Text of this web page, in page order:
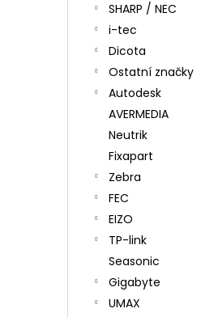
SHARP / NEC
i-tec
Dicota
Ostatní značky
Autodesk
AVERMEDIA
Neutrik
Fixapart
Zebra
FEC
EIZO
TP-link
Seasonic
Gigabyte
UMAX